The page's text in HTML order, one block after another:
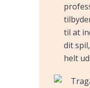
til at
dit
helt